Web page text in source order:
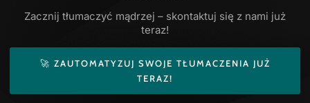
Zacznij tłumaczyć mądrzej – skontaktuj się z nami już
teraz!
🚀 ZAUTOMATYZUJ SWOJE TŁUMACZENIA JUŻ
TERAZ!